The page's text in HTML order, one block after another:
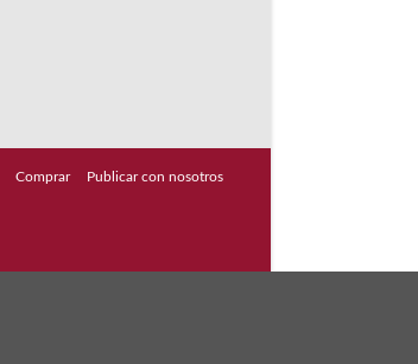
Comprar Publicar con nosotros